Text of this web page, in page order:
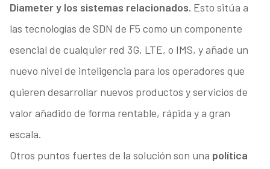
Diameter y los sistemas relacionados. Esto sitúa a
las tecnologías de SDN de F5 como un componente
esencial de cualquier red 3G, LTE, o IMS, y añade un
nuevo nivel de inteligencia para los operadores que
quieren desarrollar nuevos productos y servicios de
valor añadido de forma rentable, rápida y a gran
escala.
Otros puntos fuertes de la solución son una política